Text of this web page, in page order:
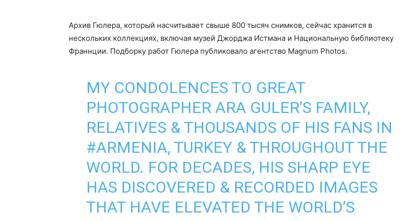
Архив Гюлера, который насчитывает свыше 800 тысяч снимков, сейчас хранится в
нескольких коллекциях, включая музей Джорджа Истмана и Национальную библиотеку
Франнции. Подборку работ Гюлера публиковало агентство Magnum Photos.
MY CONDOLENCES TO GREAT
PHOTOGRAPHER ARA GULER’S FAMILY,
RELATIVES & THOUSANDS OF HIS FANS IN
#ARMENIA, TURKEY & THROUGHOUT THE
WORLD. FOR DECADES, HIS SHARP EYE
HAS DISCOVERED & RECORDED IMAGES
THAT HAVE ELEVATED THE WORLD’S